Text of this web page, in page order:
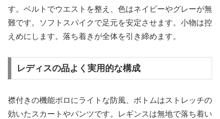
す。ベルトでウエストを整え、色はネイビーやグレーが無
難です。ソフトスパイクで足元を安定させます。小物は控
えめにします。落ち着きが全体を引き締めます。
レディスの品よく実用的な構成
襟付きの機能ポロにライトな防風、ボトムはストレッチの
効いたスカートやパンツです。レギンスは無地で落ち着い